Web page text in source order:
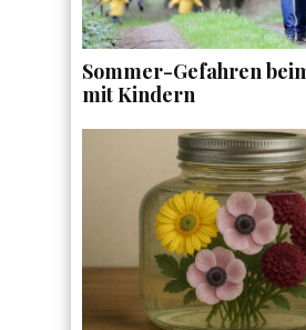
Sommer-Gefahren
mit Kindern